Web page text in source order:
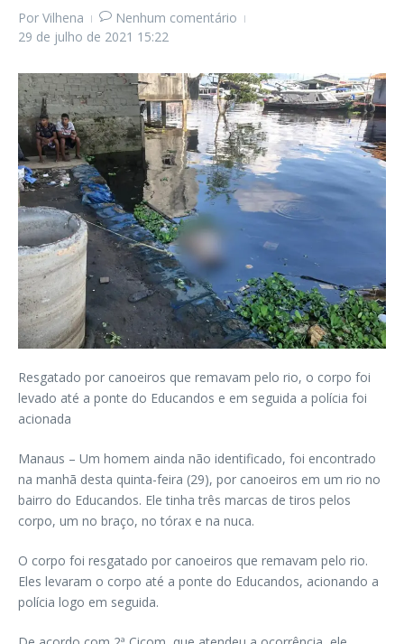
Por Vilhena
Nenhum comentário
29 de julho de 2021 15:22
Resgatado por canoeiros que remavam pelo rio, o corpo foi
levado até a ponte do Educandos e em seguida a polícia foi
acionada
Manaus – Um homem ainda não identificado, foi encontrado
na manhã desta quinta-feira (29), por canoeiros em um rio no
bairro do Educandos. Ele tinha três marcas de tiros pelos
corpo, um no braço, no tórax e na nuca.
O corpo foi resgatado por canoeiros que remavam pelo rio.
Eles levaram o corpo até a ponte do Educandos, acionando a
polícia logo em seguida.